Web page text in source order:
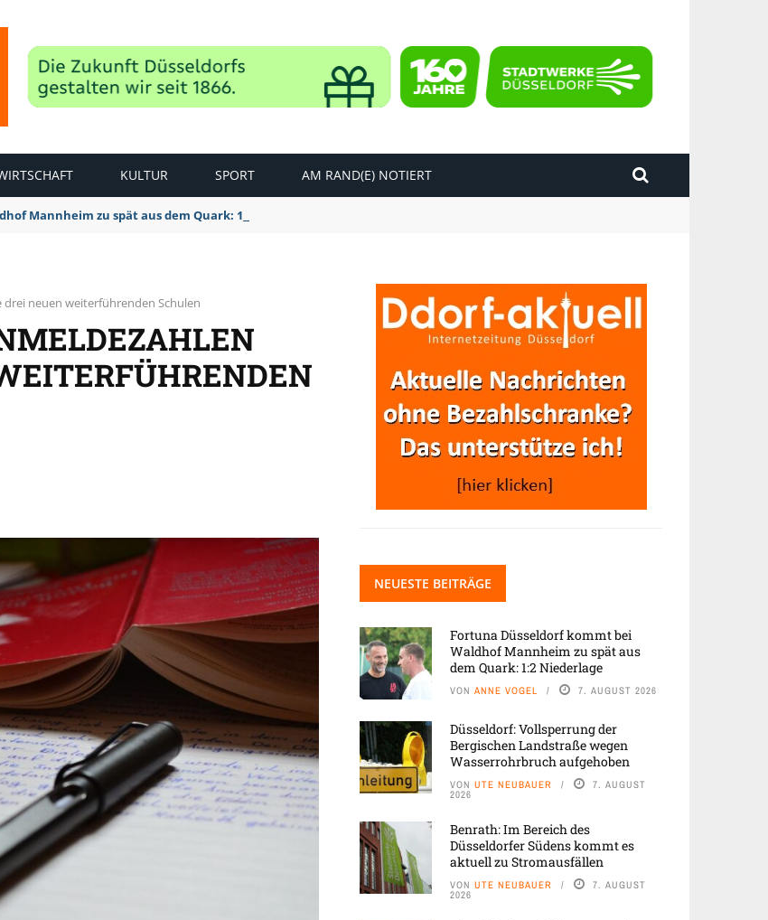
KULTUR SPORT AM RAND(E) NOTIERT
Mannheim zu spät aus dem Quark: 1:2 Niederlage
neuen weiterführenden Schulen
NEUESTE BEITRÄGE
Fortuna Düsseldorf kommt bei
Waldhof Mannheim zu spät aus
dem Quark: 1:2 Niederlage
VON ANNE VOGEL 7. AUGUST 2026
Düsseldorf: Vollsperrung der
Bergischen Landstraße wegen
Wasserrohrbruch aufgehoben
VON UTE NEUBAUER 7. AUGUST
2026
Benrath: Im Bereich des
Düsseldorfer Südens kommt es
aktuell zu Stromausfällen
VON UTE NEUBAUER 7. AUGUST
2026